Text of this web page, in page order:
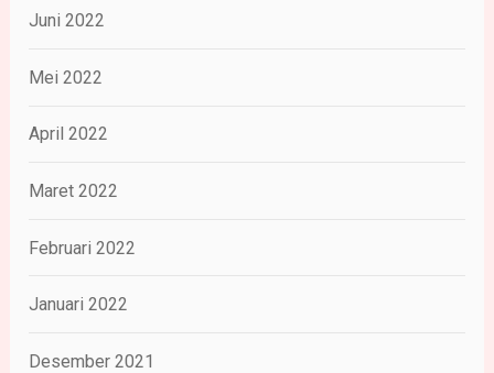
Juni 2022
Mei 2022
April 2022
Maret 2022
Februari 2022
Januari 2022
Desember 2021